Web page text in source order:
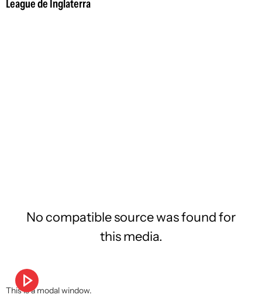
League de Inglaterra
This is a modal window.
No compatible source was found for
this media.